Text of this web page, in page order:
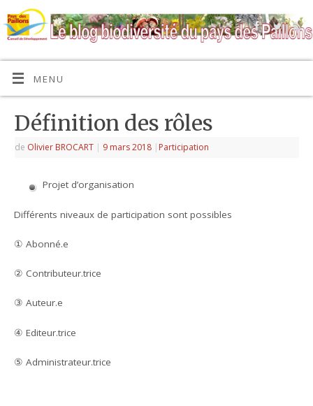
MENU
Définition des rôles
de Olivier BROCART | 9 mars 2018 | Participation
Projet d’organisation
Différents niveaux de participation sont possibles
① Abonné.e
② Contributeur.trice
③ Auteur.e
④ Editeur.trice
⑤ Administrateur.trice